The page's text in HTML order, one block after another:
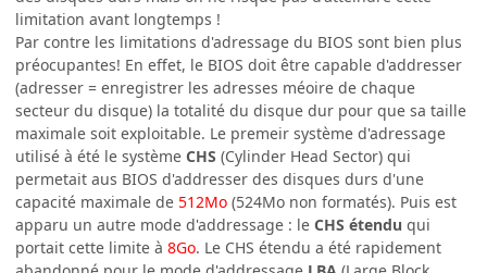
limitation avant longtemps !
Par contre les limitations d'adressage du BIOS sont bien plus
préocupantes! En effet, le BIOS doit être capable d'addresser
(adresser = enregistrer les adresses méoire de chaque
secteur du disque) la totalité du disque dur pour que sa taille
maximale soit exploitable. Le premeir système d'adressage
utilisé à été le système CHS (Cylinder Head Sector) qui
permetait aus BIOS d'addresser des disques durs d'une
capacité maximale de 512Mo (524Mo non formatés). Puis est
apparu un autre mode d'addressage : le CHS étendu qui
portait cette limite à 8Go. Le CHS étendu a été rapidement